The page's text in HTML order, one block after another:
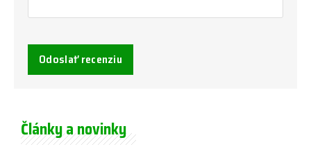
Odoslať recenziu
Články a novinky